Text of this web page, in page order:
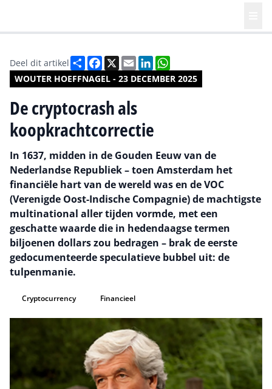
WOUTER HOEFFNAGEL - 23 DECEMBER 2025
Deel dit artikel DeelFacebook
X EmailLinkedIn
De cryptocrash als
koopkrachtcorrectie
In 1637, midden in de Gouden Eeuw van de
Nederlandse Republiek – toen Amsterdam het
financiële hart van de wereld was en de VOC
(Verenigde Oost-Indische Compagnie) de machtigste
multinational aller tijden vormde, met een
geschatte waarde die in hedendaagse termen
biljoenen dollars zou bedragen – brak de eerste
gedocumenteerde speculatieve bubbel uit: de
tulpenmanie.
Cryptocurrency Financieel